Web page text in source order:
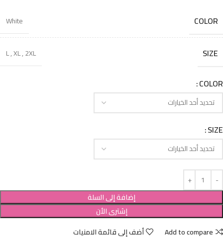
COLOR
White
SIZE
L,XL,2XL
COLOR
SIZE
إضافة إلى السلة
إشترى الأن
Add to compare
أضف إلى قائمة الامنيات